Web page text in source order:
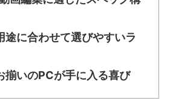
途に合わせて選びやすいラ
揃いのPCが手に入る喜び